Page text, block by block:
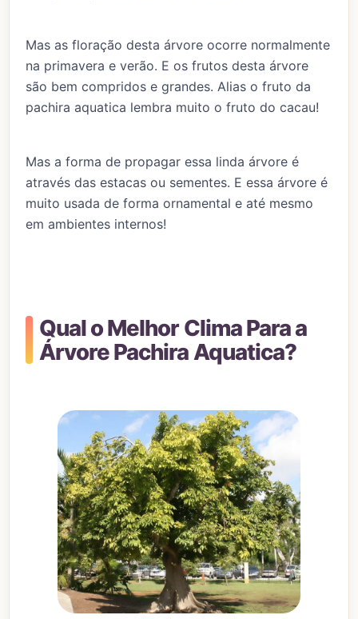
Mas as floração desta árvore ocorre normalmente
na primavera e verão. E os frutos desta árvore
são bem compridos e grandes. Alias o fruto da
pachira aquatica lembra muito o fruto do cacau!
Mas a forma de propagar essa linda árvore é
através das estacas ou sementes. E essa árvore é
muito usada de forma ornamental e até mesmo
em ambientes internos!
Qual o Melhor Clima Para a
Árvore Pachira Aquatica?